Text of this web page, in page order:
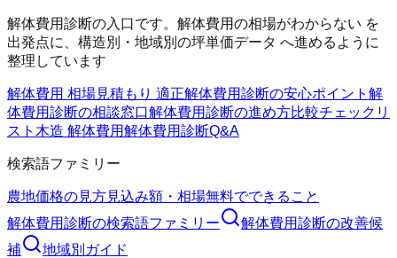
解体費用診断の入口です。解体費用の相場がわからない を
出発点に、構造別・地域別の坪単価データ へ進めるように
整理しています
解体費用 相場見積もり 適正解体費用診断の安心ポイント 解
体費用診断の相談窓口解体費用診断の進め方比較チェックリ
スト 木造 解体費用解体費用診断Q&A
検索語ファミリー
農地価格の見方見込み額・相場無料でできること
解体費用診断の検索語ファミリー 解体費用診断の改善候
補
地域別ガイド